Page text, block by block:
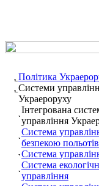
Політика
Системи
Украероруху
Інтегрована
управління
Система
безпекою польотів
Система
Система
управління